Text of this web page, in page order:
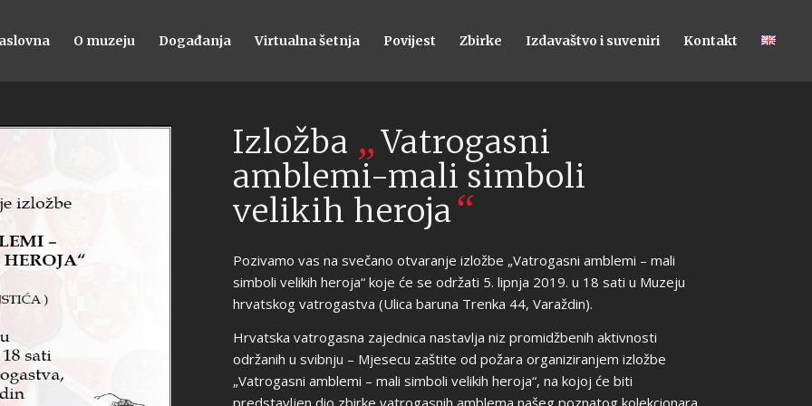
O muzeju Događanja Virtualna šetnja Povijest Zbirke Izdavaštvo i suveniri Kontakt
Izložba „Vatrogasni
amblemi-mali simboli
velikih heroja“
Pozivamo vas na svečano otvaranje izložbe „Vatrogasni amblemi – mali
simboli velikih heroja“ koje će se održati 5. lipnja 2019. u 18 sati u Muzeju
hrvatskog vatrogastva (Ulica baruna Trenka 44, Varaždin).
Hrvatska vatrogasna zajednica nastavlja niz promidžbenih aktivnosti
održanih u svibnju – Mjesecu zaštite od požara organiziranjem izložbe
„Vatrogasni amblemi – mali simboli velikih heroja“, na kojoj će biti
predstavljen dio zbirke vatrogasnih amblema našeg poznatog kolekcionara